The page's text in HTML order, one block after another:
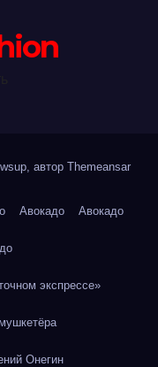
автор Themeansar
Авокадо Авокадо
экспрессе»
Онегин